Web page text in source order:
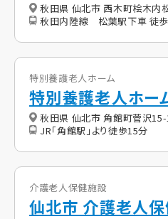
秋田県 仙北市 西木町桧木内
秋田内陸線 松葉駅下車 徒
特別養護老人ホーム
特別養護老人ホー
秋田県 仙北市 角館町菅沢15-
JR「角館駅」より徒歩15分
介護老人保健施設
仙北市 介護老人